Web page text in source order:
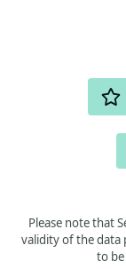
Please note that
validity of the data
to be